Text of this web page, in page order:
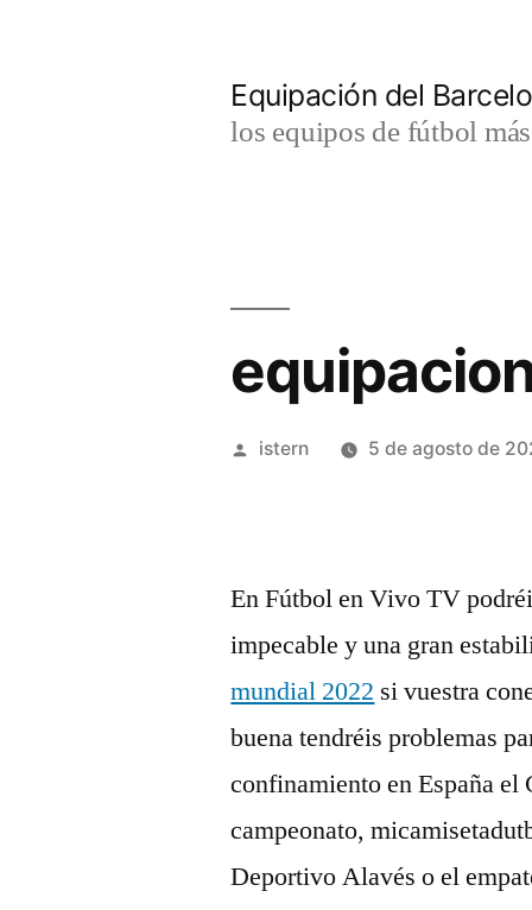
Equipación del
los equipos de fútbol
Publicado
istern 5 de agosto de
En Fútbol en Vivo TV
impecable y una gran
mundial 2022 si vuestra
buena tendréis problemas
confinamiento en España
campeonato,
Deportivo Alavés o el